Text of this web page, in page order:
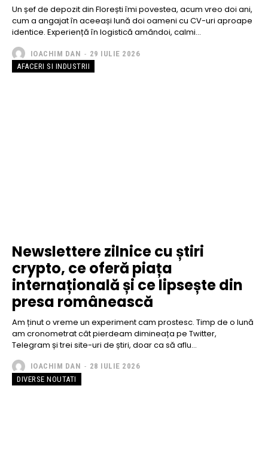
Un șef de depozit din Florești îmi povestea, acum vreo doi ani,
cum a angajat în aceeași lună doi oameni cu CV-uri aproape
identice. Experiență în logistică amândoi, calmi...
IOACHIM DAN - 29 IULIE 2026
AFACERI SI INDUSTRII
Newslettere zilnice cu știri
crypto, ce oferă piața
internațională și ce lipsește din
presa românească
Am ținut o vreme un experiment cam prostesc. Timp de o lună
am cronometrat cât pierdeam dimineața pe Twitter,
Telegram și trei site-uri de știri, doar ca să aflu...
IOACHIM DAN - 28 IULIE 2026
DIVERSE NOUTATI